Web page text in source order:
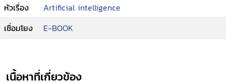
technology, quality education, and training are
deepening existing inequalities, particularly as
the global economy shifts towards AI-driven
economic and social divides. The report
หัวเรื่อง
Artificial intelligence
เชื่อมโยง
E-BOOK
เนื้อหาที่เกี่ยวข้อง